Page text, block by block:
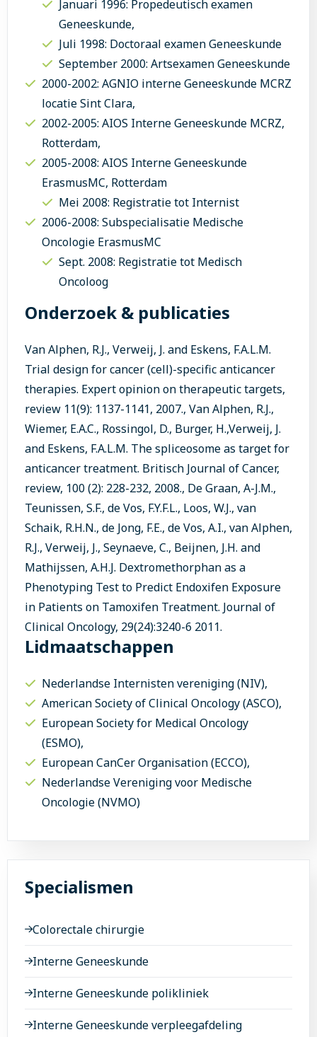
Januari 1996: Propedeutisch examen
Geneeskunde,
Juli 1998: Doctoraal examen Geneeskunde
September 2000: Artsexamen Geneeskunde
2000-2002: AGNIO interne Geneeskunde MCRZ
locatie Sint Clara,
2002-2005: AIOS Interne Geneeskunde MCRZ,
Rotterdam,
2005-2008: AIOS Interne Geneeskunde
ErasmusMC, Rotterdam
Mei 2008: Registratie tot Internist
2006-2008: Subspecialisatie Medische
Oncologie ErasmusMC
Sept. 2008: Registratie tot Medisch
Oncoloog
Onderzoek & publicaties
Van Alphen, R.J., Verweij, J. and Eskens, F.A.L.M.
Trial design for cancer (cell)-specific anticancer
therapies. Expert opinion on therapeutic targets,
review 11(9): 1137-1141, 2007., Van Alphen, R.J.,
Wiemer, E.A.C., Rossingol, D., Burger, H.,Verweij, J.
and Eskens, F.A.L.M. The spliceosome as target for
anticancer treatment. Britisch Journal of Cancer,
review, 100 (2): 228-232, 2008., De Graan, A-J.M.,
Teunissen, S.F., de Vos, F.Y.F.L., Loos, W.J., van
Schaik, R.H.N., de Jong, F.E., de Vos, A.I., van Alphen,
R.J., Verweij, J., Seynaeve, C., Beijnen, J.H. and
Mathijssen, A.H.J. Dextromethorphan as a
Phenotyping Test to Predict Endoxifen Exposure
in Patients on Tamoxifen Treatment. Journal of
Clinical Oncology, 29(24):3240-6 2011.
Lidmaatschappen
Nederlandse Internisten vereniging (NIV),
American Society of Clinical Oncology (ASCO),
European Society for Medical Oncology
(ESMO),
European CanCer Organisation (ECCO),
Nederlandse Vereniging voor Medische
Oncologie (NVMO)
Specialismen
Colorectale chirurgie
Interne Geneeskunde
Interne Geneeskunde polikliniek
Interne Geneeskunde verpleegafdeling